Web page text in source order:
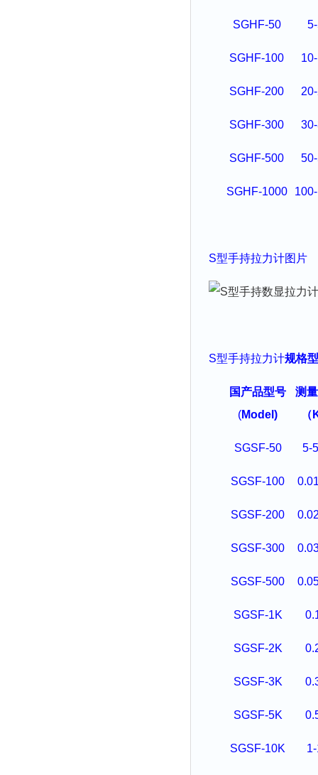
SGHF-50
SGHF-100
SGHF-200
SGHF-300
SGHF-500
SGHF-1000
S型手持拉力计图片
S型手持拉力计规格
国产品型号
(Model)
测
SGSF-50 5-
SGSF-100
SGSF-200
SGSF-300
SGSF-500
SGSF-1K
SGSF-2K
SGSF-3K
SGSF-5K
SGSF-10K